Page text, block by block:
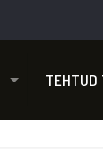
TEHTUD